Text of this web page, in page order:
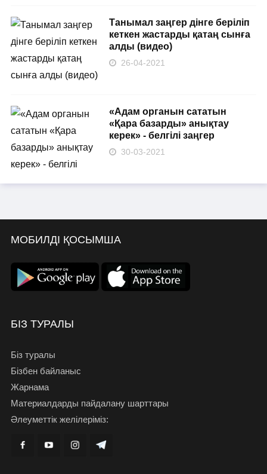
Танымал заңгер дінге беріліп
кеткен жастарды қатаң сынға
алды (видео)
26-04-2021
«Адам органын сататын
«Қара базарды» анықтау
керек» - белгілі заңгер
30-03-2021
МОБИЛДІ ҚОСЫМША
БІЗ ТУРАЛЫ
Біз туралы
Бізбен байланыс
Жарнама
Материалдарды пайдалану шарттары
Әлеуметтік желілеріміз: